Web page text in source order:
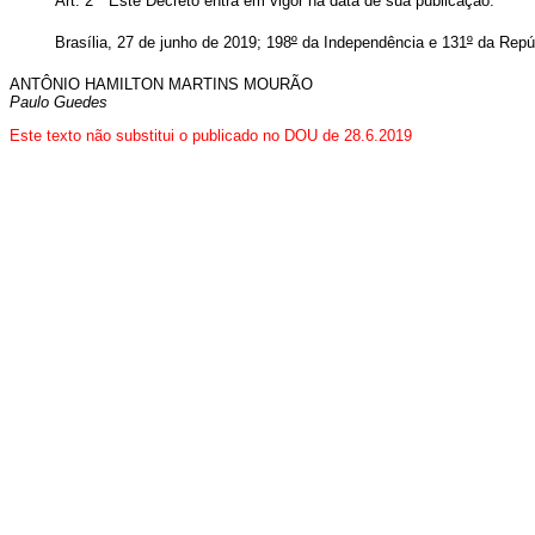
Brasília, 27 de junho de 2019; 198ºda Independência e 131ºda
ANTÔNIO HAMILTON MARTINS MOURÃO
Paulo Guedes
Este texto não substitui o publicado no DOU de 28.6.2019